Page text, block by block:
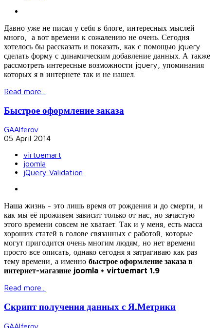
Давно уже не писал у себя в блоге, интересных мыслей
много, а вот времени к сожалению не очень. Сегодня
хотелось бы рассказать и показать, как с помощью jquery
сделать форму с динамическим добавление данных. А также
рассмотреть интересные возможности jquery, упоминания
которых я в интернете так и не нашел.
Read more...
Быстрое оформление заказа
GAAlferov
05 April 2014
virtuemart
joomla
jQuery Validation
Наша жизнь - это лишь время от рождения и до смерти, и
как мы её проживем зависит только от нас, но зачастую
этого времени совсем не хватает. Так и у меня, есть масса
хороших статей в голове связанных с работой, которые
могут пригодится очень многим людям, но нет времени
просто все описать, однако сегодня я затрагиваю как раз
тему времени, а именно быстрое оформление заказа в
интернет-магазине joomla + virtuemart 1.9
Read more...
Скрипт получения данных с Я.Метрики
GAAlferov